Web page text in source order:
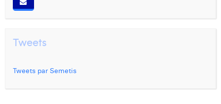
Tweets
Tweets par Semetis